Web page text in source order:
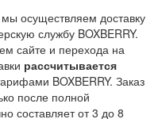
осуществляем доставку
службу BOXBERRY.
сайте и перехода на
рассчитывается
BOXBERRY. Заказ
после полной
составляет от 3 до 8